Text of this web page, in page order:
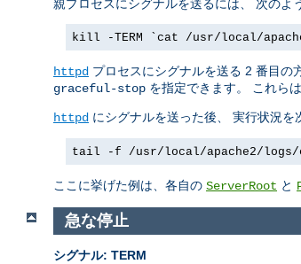
親プロセスにシグナルを送るには、 次のよ
kill -TERM `cat /usr/local/
httpd プロセスにシグナルを送る 2 番目の
graceful-stop を指定できます。 これらは
httpd にシグナルを送った後、 実行状況
tail -f /usr/local/apache2/logs/
ここに挙げた例は、各自の ServerRoot と
急な停止
シグナル: TERM